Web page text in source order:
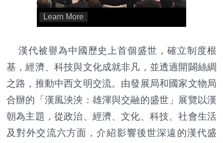
漢代被譽為中國歷史上首個盛世，確立制度根
基，經濟、科技與文化成就非凡，並透過開闢絲綢
之路，推動中西文明交流。由發展局和國家文物局
合辦的「漢風泱泱：雄渾與交融的盛世」展覽以漢
朝為主題，從政治、經濟、文化、科技、社會生活
及對外交流六方面，介紹影響後世深遠的漢代盛